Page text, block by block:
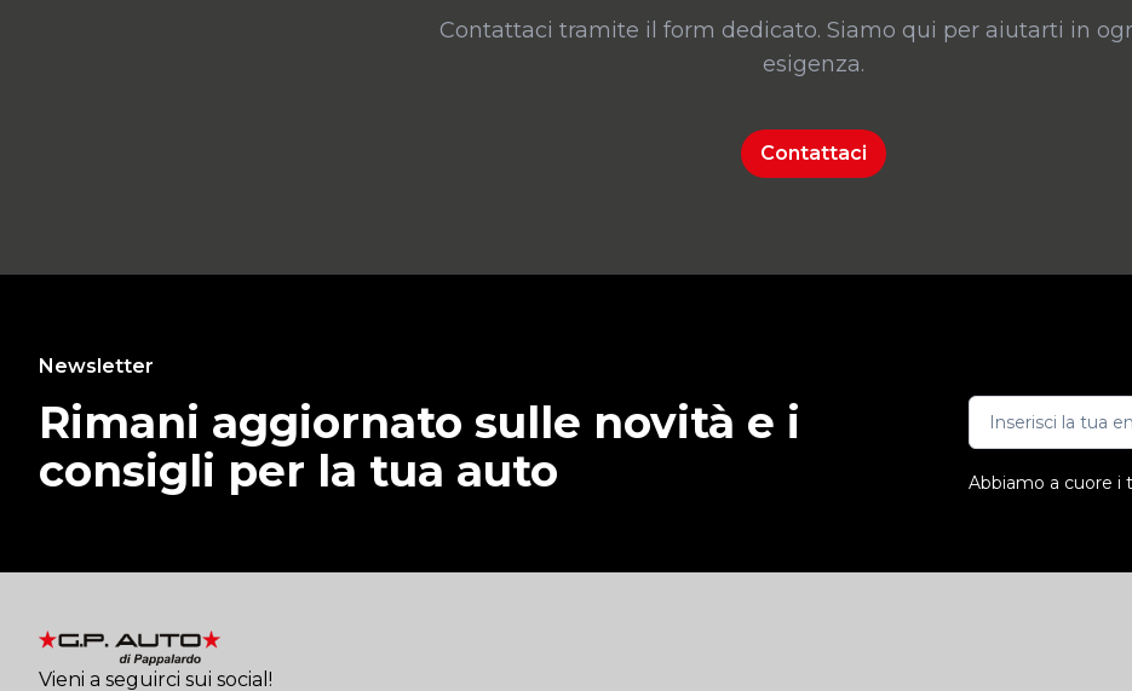
Contattaci tramite il form dedicato. Siamo qui per aiutarti in
esigenza.
Contattaci
Newsletter
Rimani aggiornato sulle novità e i
consigli per la tua auto
Abbiamo a cuore i
Vieni a seguirci sui social!